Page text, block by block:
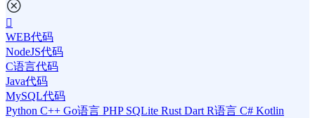
WEB代码
NodeJS代码
C语言代码
Java代码
MySQL代码
Python C++ Go语言 PHP SQLite Rust Dart R语言 C# Kotlin